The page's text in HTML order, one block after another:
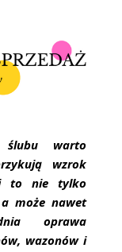
ślubu warto
wzrok
to nie tylko
może nawet
oprawa
wazonów i